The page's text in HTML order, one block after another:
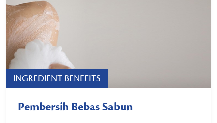
INGREDIENT BENEFITS
Pembersih Bebas Sabun